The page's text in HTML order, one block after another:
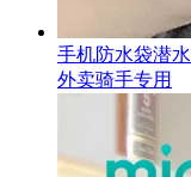
手机防水袋潜
外卖骑手专用